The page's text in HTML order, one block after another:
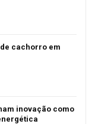
cachorro em
inovação como